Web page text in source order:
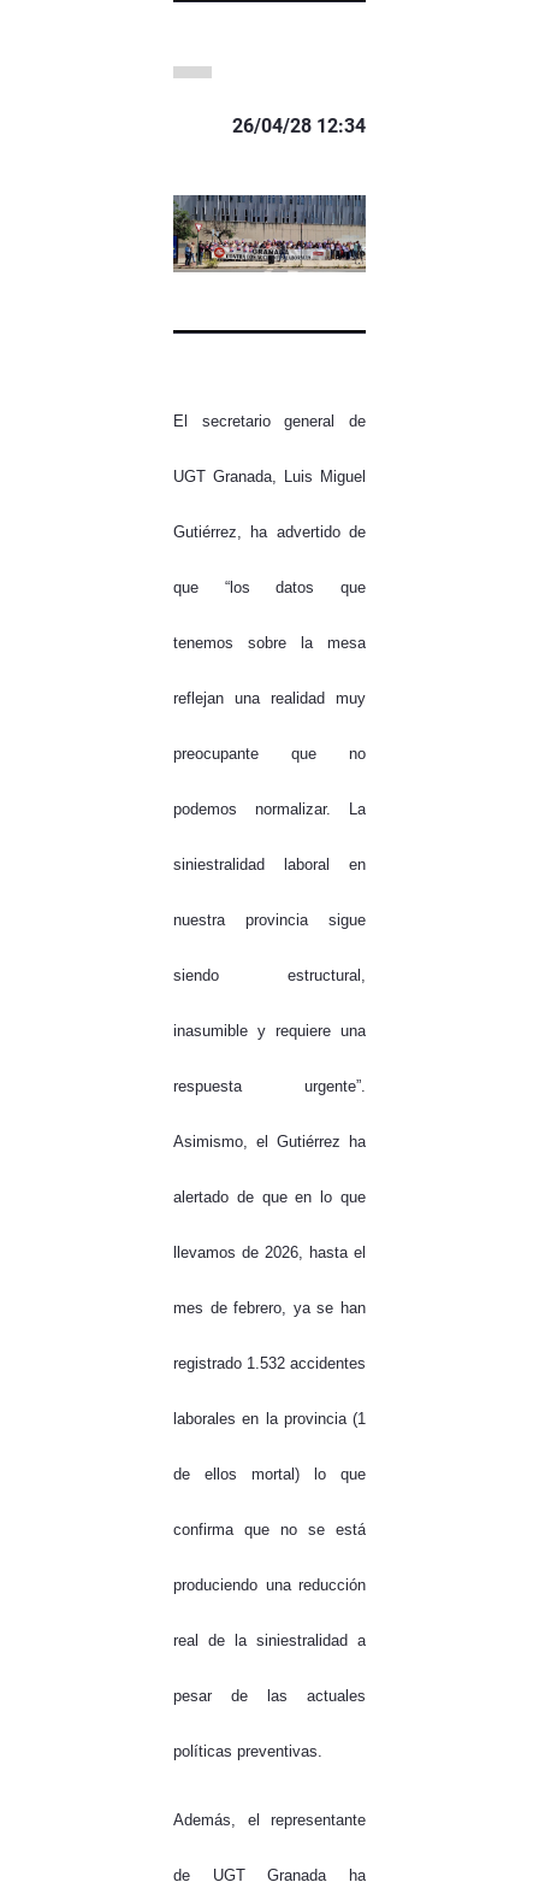
26/04/28 12:34
El secretario general de
UGT Granada, Luis Miguel
Gutiérrez, ha advertido de
que “los datos que
tenemos sobre la mesa
reflejan una realidad muy
preocupante que no
podemos normalizar. La
siniestralidad laboral en
nuestra provincia sigue
siendo estructural,
inasumible y requiere una
respuesta urgente”.
Asimismo, el Gutiérrez ha
alertado de que en lo que
llevamos de 2026, hasta el
mes de febrero, ya se han
registrado 1.532 accidentes
laborales en la provincia (1
de ellos mortal) lo que
confirma que no se está
produciendo una reducción
real de la siniestralidad a
pesar de las actuales
políticas preventivas.
Además, el representante
de UGT Granada ha